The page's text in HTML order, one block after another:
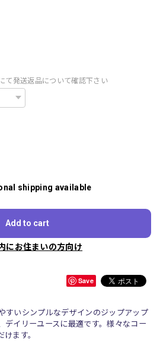
て発送返品について確認下さい
shipping available
Add to cart
にお住まいの方向け
Save
すいシンプルなデザインのジップアップ
デイリーユースに最適です。様々なコー
ます。